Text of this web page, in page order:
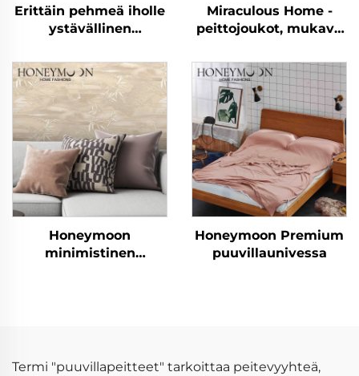
Erittäin pehmeä iholle
ystävällinen
eukalyptusmikrokuitu
villa kevyt villapussi
vaihtoehto villaan
Miraculous Home -
peittojoukot, mukava
Honeymoon
minimistinen
Honeymoon Premium
puuvillaunivessa
Termi "puuvillapeitteet" tarkoittaa peitevyyhteä,